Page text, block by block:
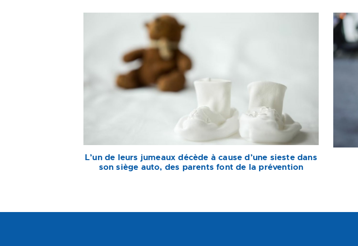
L’un de leurs jumeaux décède à cause d’une sieste dans
son siège auto, des parents font de la prévention